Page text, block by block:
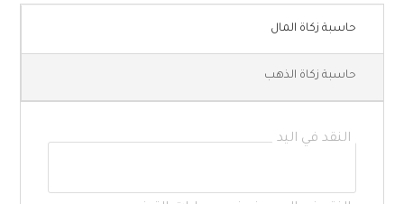
حاسبة زكاة المال
حاسبة زكاة الذهب
النقد في اليد